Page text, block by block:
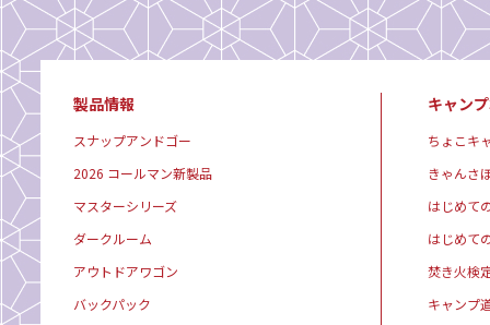
製品情報
スナップアンドゴー
2026 コールマン新製品
マスターシリーズ
ダークルーム
アウトドアワゴン
バックパック
キャン
ちょこキ
きゃんさ
はじめて
はじめて
焚き火検
キャンプ